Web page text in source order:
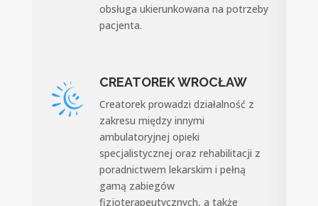
obsługa ukierunkowana na potrzeby
pacjenta.
CREATOREK WROCŁAW
Creatorek prowadzi działalność z
zakresu między innymi
ambulatoryjnej opieki
specjalistycznej oraz rehabilitacji z
poradnictwem lekarskim i pełną
gamą zabiegów
fizjoterapeutycznych, a także